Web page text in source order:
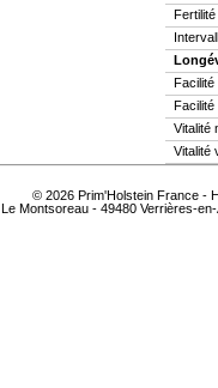
Facilité
Facilité
Vitalité
Vitalité
© 2026 Prim'Holstein France -
Le Montsoreau - 49480 Verrières-